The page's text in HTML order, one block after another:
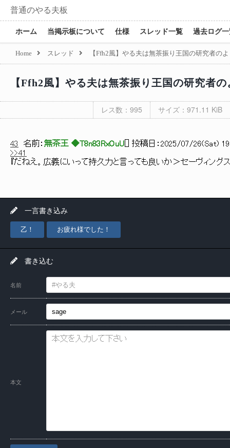
普通のやる夫板
ホーム 当掲示板について 仕様 スレッド一覧 過去ログ
Home スレッド 【Ffh2風】やる夫は無茶振り王国の研究者の
【Ffh2風】やる夫は無茶振り王国の研究者
レス数：995 サイズ：971.11 KiB
43 名前： 無茶王 ◆T8n83RxOuU ] 投稿日： 2025/07/26(Sat)
>>41
『だねえ。広義にいって持久力と言っても良いか＞セーヴィングス
一言書き込み
乙！ お疲れ様でした！
書き込む
名前
メール
本文